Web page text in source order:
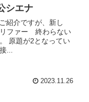
シエナ
紹介ですが、新し
ファー 終わらない
...
2023.11.26